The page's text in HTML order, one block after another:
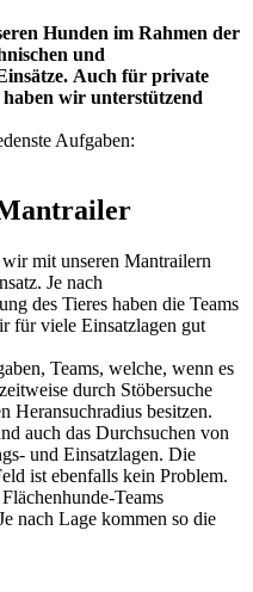
Hunden im Rahmen der
und
Auch für private
wir unterstützend
Aufgaben:
mit unseren Mantrailern
Je nach
des Tieres haben die Teams
für viele Einsatzlagen gut
Teams, welche, wenn es
durch Stöbersuche
Heransuchradius besitzen.
auch das Durchsuchen von
und Einsatzlagen. Die
ist ebenfalls kein Problem.
Teams
nach Lage kommen so die